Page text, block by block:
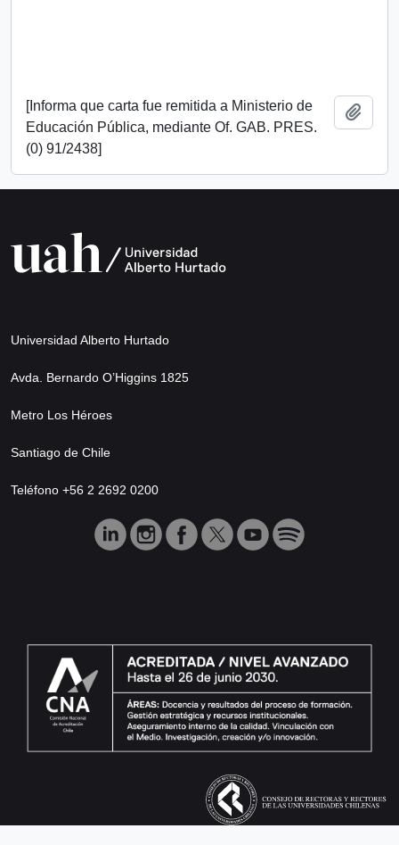
[Informa que carta fue remitida a Ministerio de
Educación Pública, mediante Of. GAB. PRES.
(0) 91/2438]
Universidad Alberto Hurtado
Avda. Bernardo O’Higgins 1825
Metro Los Héroes
Santiago de Chile
Teléfono +56 2 2692 0200